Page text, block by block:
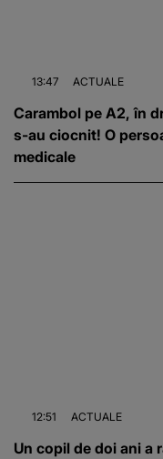
13:47 ACTUALE
Carambol pe A2, în
s-au ciocnit! O
medicale
12:51 ACTUALE
Un copil de doi ani a